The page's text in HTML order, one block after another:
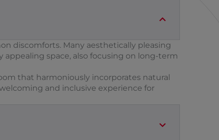
discomforts. Many aesthetically pleasing
space, also focusing on long-term
that harmoniously incorporates natural
and inclusive experience for